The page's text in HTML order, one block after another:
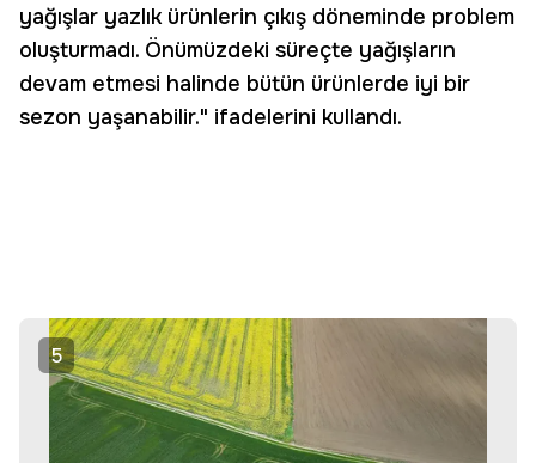
yağışlar yazlık ürünlerin çıkış döneminde problem
oluşturmadı. Önümüzdeki süreçte yağışların
devam etmesi halinde bütün ürünlerde iyi bir
sezon yaşanabilir." ifadelerini kullandı.
5